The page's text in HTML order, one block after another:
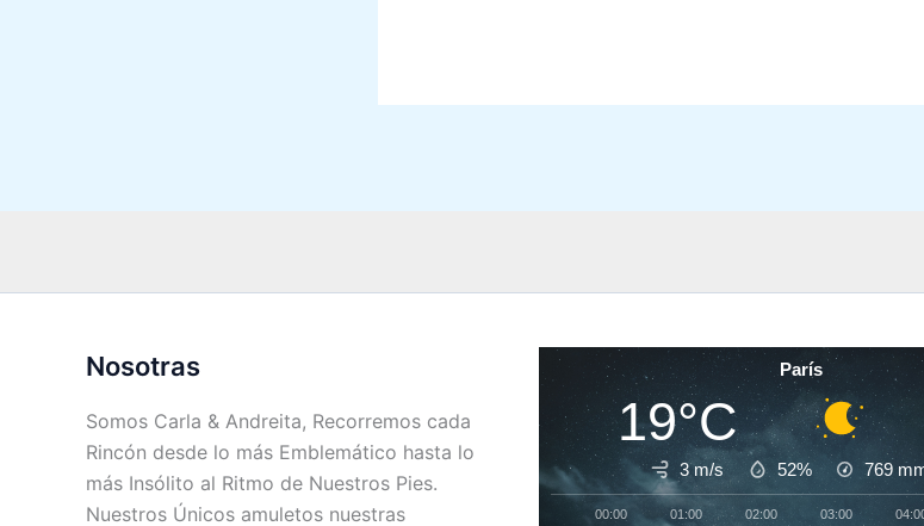
Nosotras
Somos Carla & Andreita, Recorremos cada
Rincón desde lo más Emblemático hasta lo
más Insólito al Ritmo de Nuestros Pies.
Nuestros Únicos amuletos nuestras
París
19°C
3 m/s 52% 769
00:00 01:00 02:00 03:00